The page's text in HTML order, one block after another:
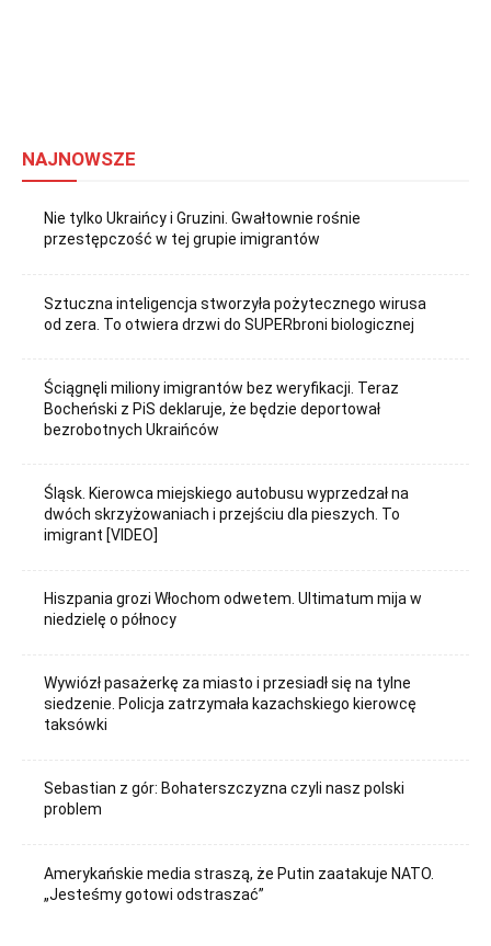
NAJNOWSZE
Nie tylko Ukraińcy i Gruzini. Gwałtownie rośnie
przestępczość w tej grupie imigrantów
Sztuczna inteligencja stworzyła pożytecznego wirusa
od zera. To otwiera drzwi do SUPERbroni biologicznej
Ściągnęli miliony imigrantów bez weryfikacji. Teraz
Bocheński z PiS deklaruje, że będzie deportował
bezrobotnych Ukraińców
Śląsk. Kierowca miejskiego autobusu wyprzedzał na
dwóch skrzyżowaniach i przejściu dla pieszych. To
imigrant [VIDEO]
Hiszpania grozi Włochom odwetem. Ultimatum mija w
niedzielę o północy
Wywiózł pasażerkę za miasto i przesiadł się na tylne
siedzenie. Policja zatrzymała kazachskiego kierowcę
taksówki
Sebastian z gór: Bohaterszczyzna czyli nasz polski
problem
Amerykańskie media straszą, że Putin zaatakuje NATO.
„Jesteśmy gotowi odstraszać”